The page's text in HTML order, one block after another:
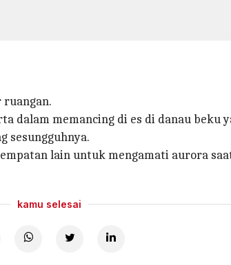
ruangan.
memancing di es di danau beku
sesungguhnya.
lain untuk mengamati aurora
kamu selesai